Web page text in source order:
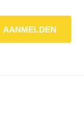
AANMELDEN